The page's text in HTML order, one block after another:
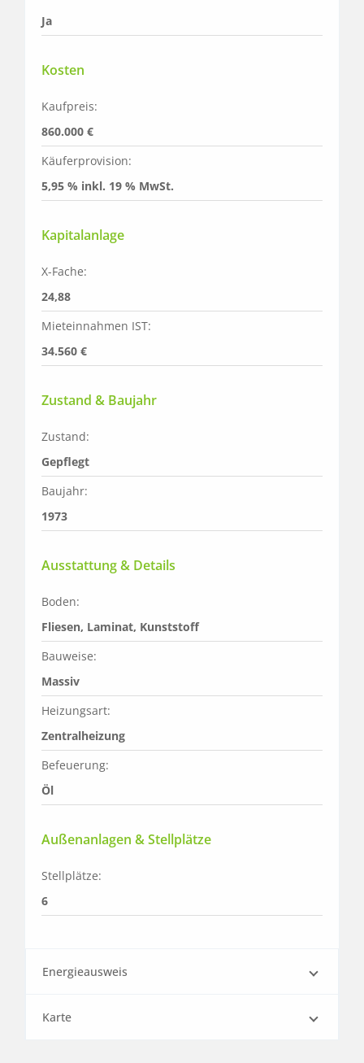
Ja
Kosten
Kaufpreis:
860.000 €
Käuferprovision:
5,95 % inkl. 19 % MwSt.
Kapitalanlage
X-Fache:
24,88
Mieteinnahmen IST:
34.560 €
Zustand & Baujahr
Zustand:
Gepflegt
Baujahr:
1973
Ausstattung & Details
Boden:
Fliesen, Laminat, Kunststoff
Bauweise:
Massiv
Heizungsart:
Zentralheizung
Befeuerung:
Öl
Außenanlagen & Stellplätze
Stellplätze:
6
Energieausweis
Karte